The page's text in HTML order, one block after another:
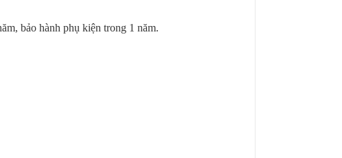
bảo hành phụ kiện trong 1 năm.